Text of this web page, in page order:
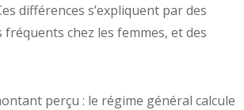
différences s’expliquent par des
chez les femmes, et des
perçu : le régime général calcule